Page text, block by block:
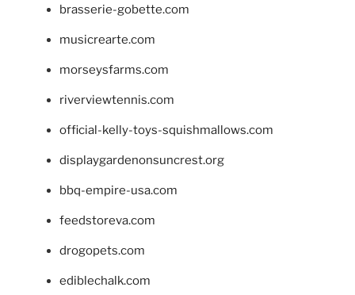
brasserie-gobette.com
musicrearte.com
morseysfarms.com
riverviewtennis.com
official-kelly-toys-squishmallows.com
displaygardenonsuncrest.org
bbq-empire-usa.com
feedstoreva.com
drogopets.com
ediblechalk.com